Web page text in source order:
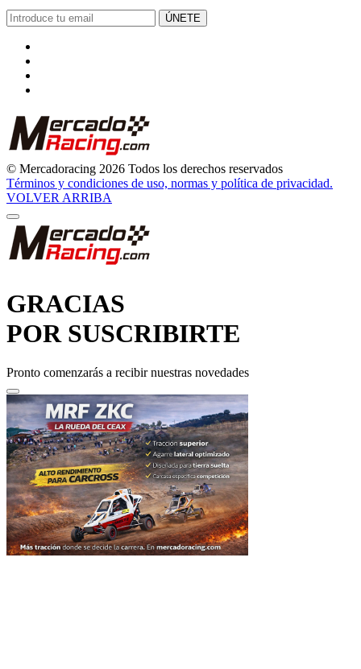
© Mercadoracing 2026 Todos los derechos reservados
Términos y condiciones de uso, normas y política de privacidad.
VOLVER ARRIBA
POR SUSCRIBIRTE